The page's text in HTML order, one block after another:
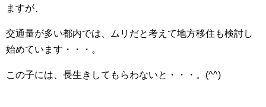
ますが、
交通量が多い都内では、ムリだと考えて地方移住も検討し
始めています・・・。
この子には、長生きしてもらわないと・・・。(^^)